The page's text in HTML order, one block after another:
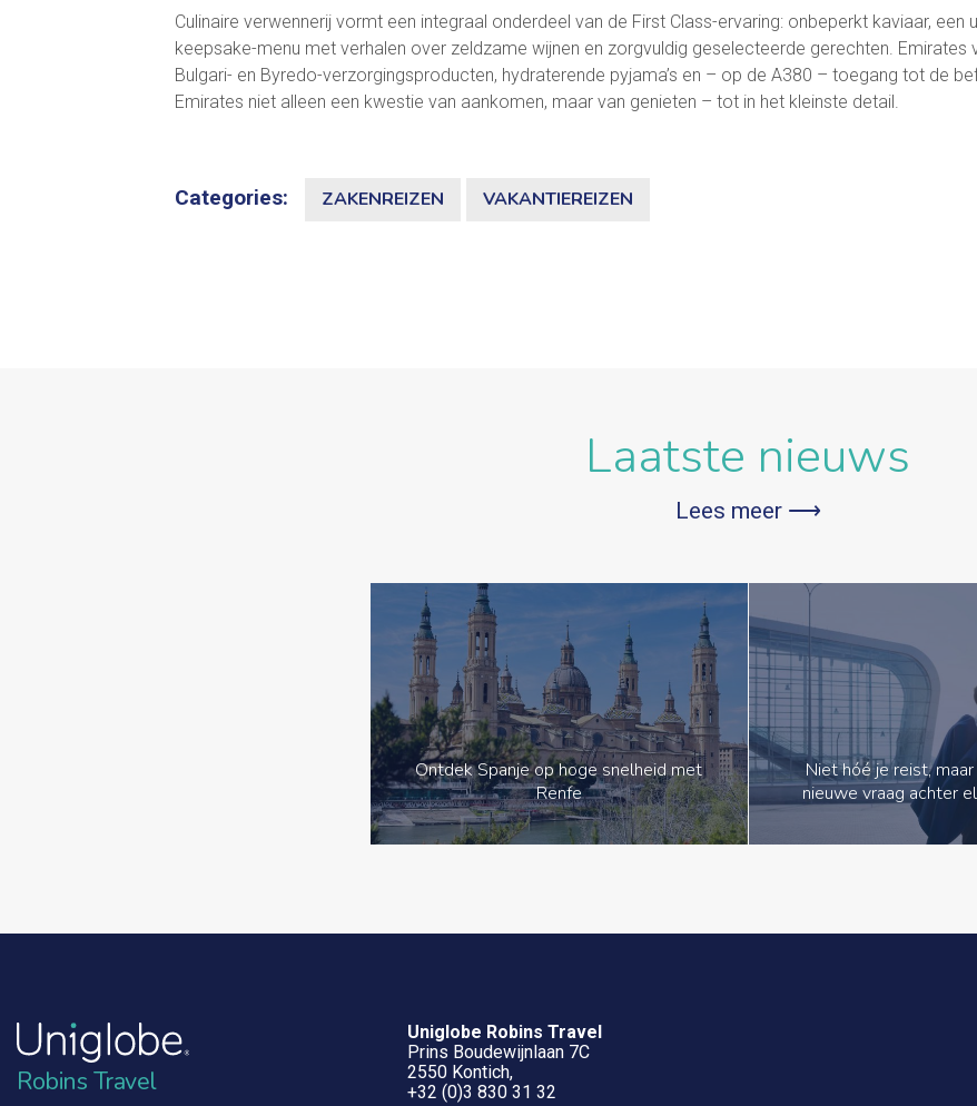
Culinaire verwennerij vormt een integraal onderdeel van de First Class-ervaring: onbeperkt kaviaar,
keepsake-menu met verhalen over zeldzame wijnen en zorgvuldig geselecteerde gerechten.
Bulgari- en Byredo-verzorgingsproducten, hydraterende pyjama’s en – op de A380 – toegang tot de
Emirates niet alleen een kwestie van aankomen, maar van genieten – tot in het kleinste detail.
Categories: ZAKENREIZEN VAKANTIEREIZEN
Laatste nieuws
Lees meer ⟶
Ontdek Spanje op hoge snelheid met
Renfe
Niet hóé je reist,
nieuwe vraag achter
Robins Travel
Uniglobe Robins Travel
Prins Boudewijnlaan 7C
2550 Kontich,
+32 (0)3 830 31 32